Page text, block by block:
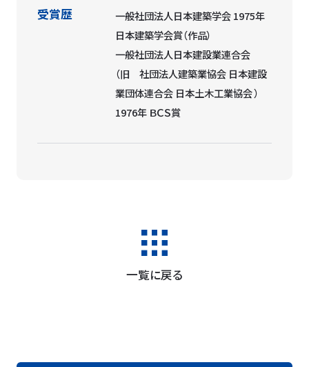
受賞歴
一般社団法人日本建築学会 1975年
日本建築学会賞（作品）
一般社団法人日本建設業連合会
（旧 社団法人建築業協会 日本建設
業団体連合会 日本土木工業協会 ）
1976年 ＢＣＳ賞
一覧に戻る